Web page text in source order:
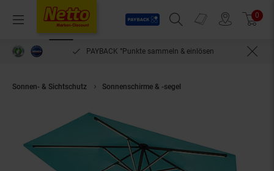
Menü
Payback
Suchfeld einblenden
Prospekte 0
PAYBACK °Punkte sammeln & einlösen
Sonnen- & Sichtschutz Sonnenschirme & -segel